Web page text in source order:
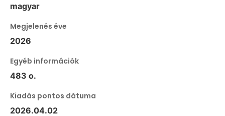
magyar
Megjelenés éve
2026
Egyéb információk
483 o.
Kiadás pontos dátuma
2026.04.02